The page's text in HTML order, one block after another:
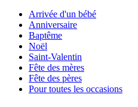
Arrivée d'un bébé
Anniversaire
Baptême
Noël
Saint-Valentin
Fête des mères
Fête des pères
Pour toutes les occasions